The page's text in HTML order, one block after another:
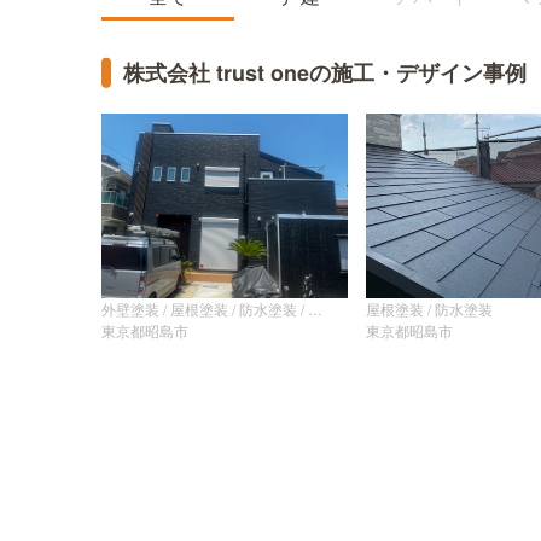
株式会社 trust oneの施工・デザイン事例
東京都昭島市
屋根塗装 / 防水塗装
東京都昭島市